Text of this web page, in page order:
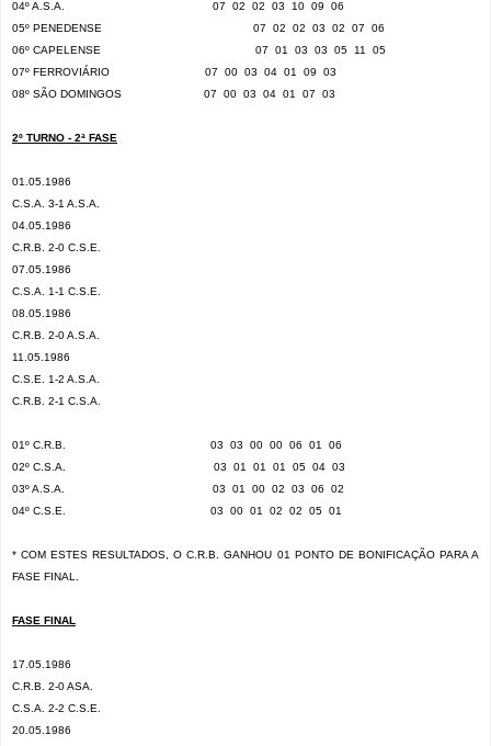
04º A.S.A.
07 02 02 03 10 09
06
05º PENEDENSE
07 02 02 03 02 07
06
06º CAPELENSE
07 01 03 03 05 11
05
07º FERROVIÁRIO
07 00 03 04 01 09
03
08º SÃO DOMINGOS
07 00 03 04 01 07 03
2º TURNO - 2ª FASE
01.05.1986
C.S.A. 3-1 A.S.A.
04.05.1986
C.R.B. 2-0 C.S.E.
07.05.1986
C.S.A. 1-1 C.S.E.
08.05.1986
C.R.B. 2-0 A.S.A.
11.05.1986
C.S.E. 1-2 A.S.A.
C.R.B. 2-1 C.S.A.
01º C.R.B. 03 03 00 00 06 01
06
02º C.S.A.
03 01 01 01 05 04 03
03º A.S.A.
03 01 00 02 03 06
02
04º C.S.E.
03 00 01 02 02 05 01
* COM ESTES RESULTADOS, O C.R.B. GANHOU 01 PONTO DE BONIFICAÇÃO PARA A
FASE FINAL.
FASE FINAL
17.05.1986
C.R.B. 2-0 ASA.
C.S.A. 2-2 C.S.E.
20.05.1986